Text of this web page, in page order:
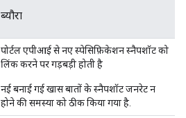
ब्यौरा
पोर्टल एपीआई से नए स्पेसिफ़िकेशन स्नैपशॉट को
लिंक करने पर गड़बड़ी होती है
नई बनाई गई खास बातों के स्नैपशॉट जनरेट न
होने की समस्या को ठीक किया गया है.